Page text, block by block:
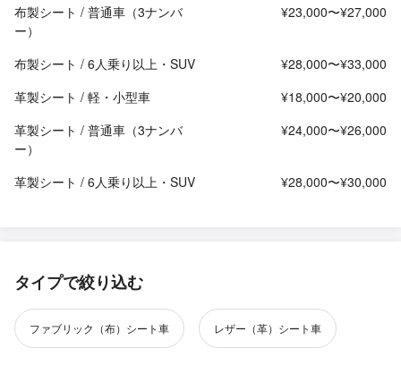
布製シート / 普通車（3ナンバ
ー）
¥23,000〜¥27,000
布製シート / 6人乗り以上・SUV
¥28,000〜¥33,000
革製シート / 軽・小型車
¥18,000〜¥20,000
革製シート / 普通車（3ナンバ
ー）
¥24,000〜¥26,000
革製シート / 6人乗り以上・SUV ¥28,000〜¥30,000
タイプで絞り込む
ファブリック（布）シート車 レザー（革）シート車